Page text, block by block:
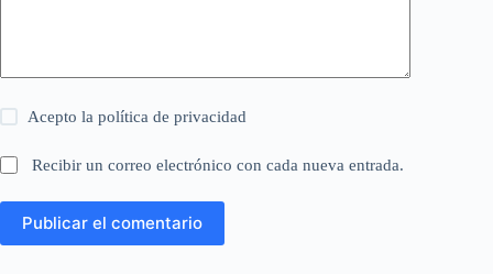
Acepto lapolítica de privacidad
Recibir un correo electrónico con cada nueva entrada.
Publicar el comentario